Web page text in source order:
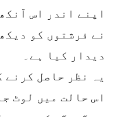
اپنے اندر اس
نے فرشتوں کو
دیدار کیا ہے۔
یہ نظر حاصل کرنے
اس حالت میں لوٹ